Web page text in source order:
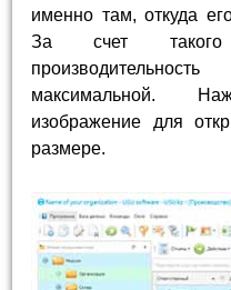
именно там, откуда
За счет такого
максимальной.
изображение для
размере.